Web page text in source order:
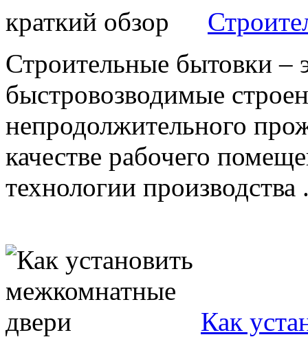
Строительные бытовки –
быстровозводимые
непродолжительного
качестве рабочего
технологии производства
Как